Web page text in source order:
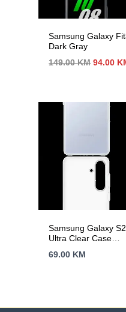
Samsung Galaxy
Dark Gray
149.00KM Izvorna
94.00
Samsung Galaxy
Ultra Clear Case
69.00 KM